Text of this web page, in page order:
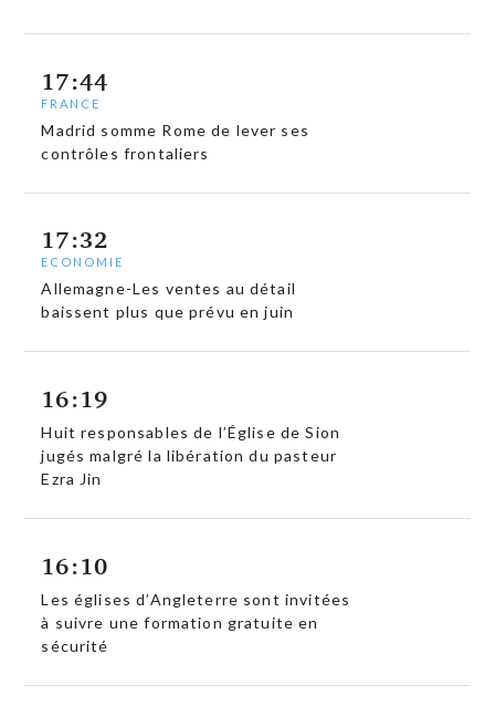
17:44
FRANCE
Madrid somme Rome de lever ses
contrôles frontaliers
17:32
ECONOMIE
Allemagne-Les ventes au détail
baissent plus que prévu en juin
16:19
Huit responsables de l’Église de Sion
jugés malgré la libération du pasteur
Ezra Jin
16:10
Les églises d’Angleterre sont invitées
à suivre une formation gratuite en
sécurité